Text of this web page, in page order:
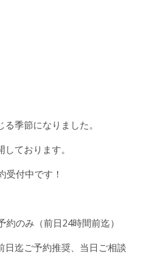
季節になりました。
ております。
受付中です！
約のみ（前日24時間前迄）
日迄ご予約推奨、当日ご相談